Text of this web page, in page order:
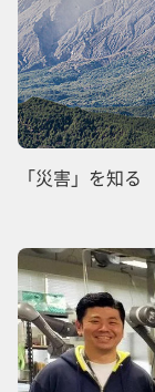
「災害」を知